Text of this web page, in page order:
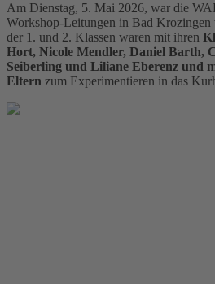
Am Dienstag, 5. Mai 2026, war die
Workshop-Leitungen in Bad
der 1. und 2. Klassen waren mit ihren
Hort, Nicole Mendler, Daniel Barth,
Seiberling und Liliane Eberenz und
Eltern zum Experimentieren in das